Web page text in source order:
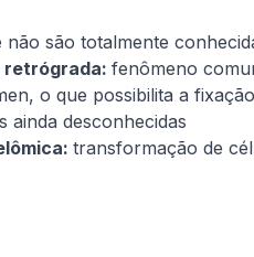
não são totalmente
retrógrada: fenômeno
o que possibilita a
ainda desconhecidas
transformação de